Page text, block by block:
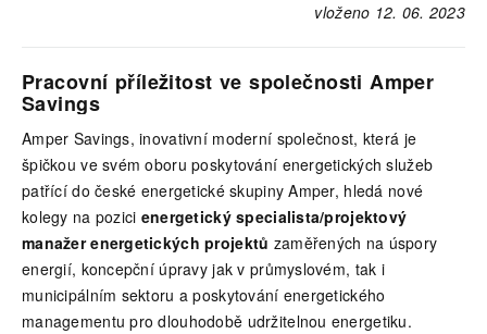
vloženo 12. 06. 2023
Pracovní příležitost ve společnosti Amper
Savings
Amper Savings, inovativní moderní společnost, která je
špičkou ve svém oboru poskytování energetických služeb
patřící do české energetické skupiny Amper, hledá nové
kolegy na pozici energetický specialista/projektový
manažer energetických projektů zaměřených na úspory
energií, koncepční úpravy jak v průmyslovém, tak i
municipálním sektoru a poskytování energetického
managementu pro dlouhodobě udržitelnou energetiku.